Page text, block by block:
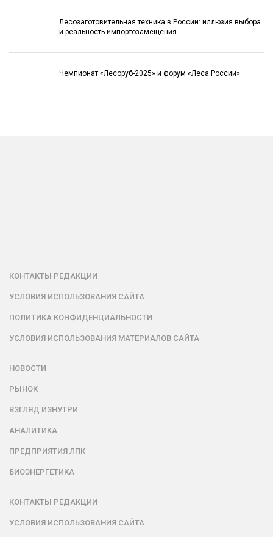
Лесозаготовительная техника в России: иллюзия выбора
и реальность импортозамещения
Чемпионат «Лесоруб-2025» и форум «Леса России»
КОНТАКТЫ РЕДАКЦИИ
УСЛОВИЯ ИСПОЛЬЗОВАНИЯ САЙТА
ПОЛИТИКА КОНФИДЕНЦИАЛЬНОСТИ
УСЛОВИЯ ИСПОЛЬЗОВАНИЯ МАТЕРИАЛОВ САЙТА
НОВОСТИ
РЫНОК
ВЗГЛЯД ИЗНУТРИ
АНАЛИТИКА
ПРЕДПРИЯТИЯ ЛПК
БИОЭНЕРГЕТИКА
КОНТАКТЫ РЕДАКЦИИ
УСЛОВИЯ ИСПОЛЬЗОВАНИЯ САЙТА